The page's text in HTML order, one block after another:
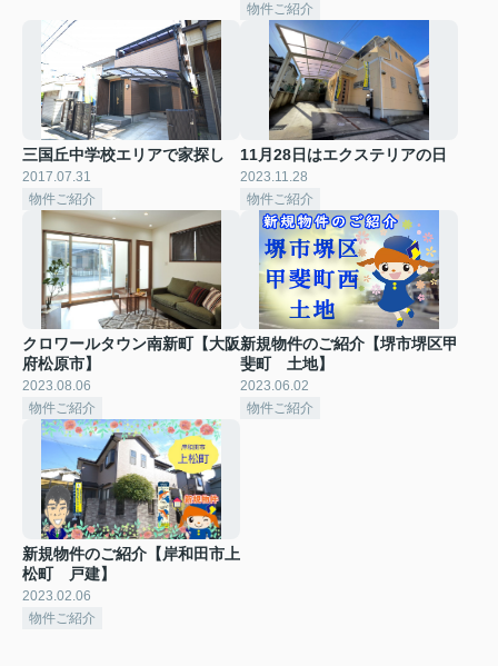
物件ご紹介
三国丘中学校エリアで家探し
2017.07.31
物件ご紹介
11月28日はエクステリアの日
2023.11.28
物件ご紹介
クロワールタウン南新町【大阪
府松原市】
2023.08.06
物件ご紹介
新規物件のご紹介【堺市堺区甲
斐町 土地】
2023.06.02
物件ご紹介
新規物件のご紹介【岸和田市上
松町 戸建】
2023.02.06
物件ご紹介